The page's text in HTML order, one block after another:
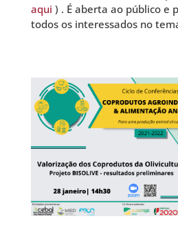
aqui ) . É aberta ao público e
todos os interessados no